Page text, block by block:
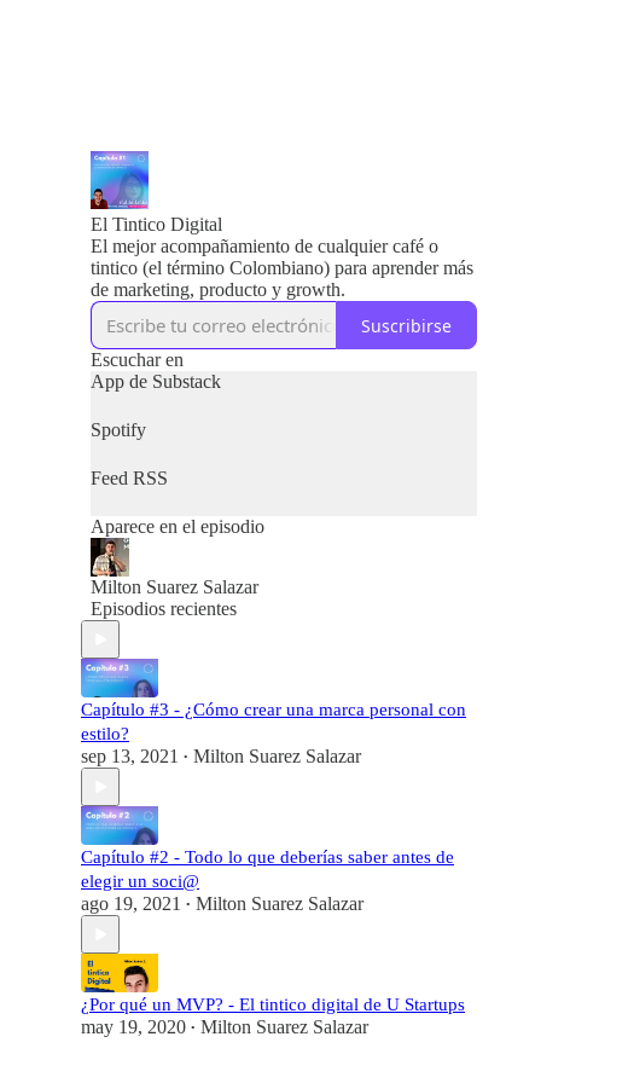
El Tintico Digital
El mejor acompañamiento de cualquier café o
tintico (el término Colombiano) para aprender más
de marketing, producto y growth.
Suscribirse
Escuchar en
App de Substack
Spotify
Feed RSS
Aparece en el episodio
Milton Suarez Salazar
Episodios recientes
Capítulo #3 - ¿Cómo crear una marca personal con
estilo?
sep 13, 2021 • Milton Suarez Salazar
Capítulo #2 - Todo lo que deberías saber antes de
elegir un soci@
ago 19, 2021 • Milton Suarez Salazar
¿Por qué un MVP? - El tintico digital de U Startups
may 19, 2020 • Milton Suarez Salazar